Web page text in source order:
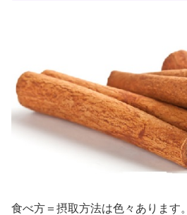
食べ方＝摂取方法は色々あります。